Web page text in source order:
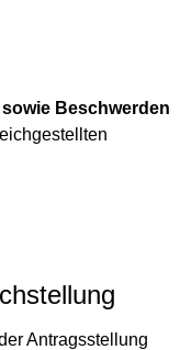
Beschwerden
Antragsstellung